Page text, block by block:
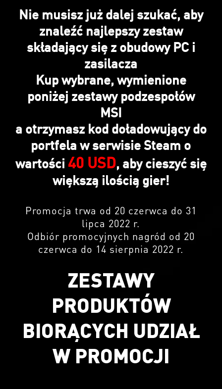
Nie musisz już dalej szukać, aby
znaleźć najlepszy zestaw
składający się z obudowy PC i
zasilacza
Kup wybrane, wymienione
poniżej zestawy podzespołów
MSI
a otrzymasz kod doładowujący do
portfela w serwisie Steam o
wartości 40 USD, aby cieszyć się
większą ilością gier!
Promocja trwa od 20 czerwca do 31
lipca 2022 r.
Odbiór promocyjnych nagród od 20
czerwca do 14 sierpnia 2022 r.
ZESTAWY
PRODUKTÓW
BIORĄCYCH UDZIAŁ
W PROMOCJI